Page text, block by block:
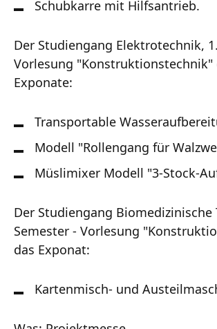
Schubkarre mit Hilfsantrieb.
Der Studiengang Elektrotechnik,
Vorlesung "Konstruktionstechnik"
Exponate:
Transportable
Modell "Rollengang für
Müslimixer Modell "3-Stock-
Der Studiengang Biomedizinische
Semester - Vorlesung
das Exponat:
Kartenmisch- und